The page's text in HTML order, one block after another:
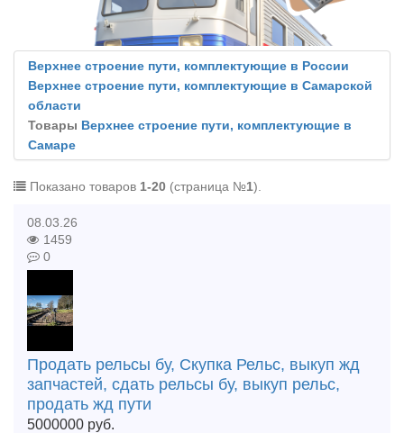
Верхнее строение пути, комплектующие в России
Верхнее строение пути, комплектующие в Самарской
области
Товары Верхнее строение пути, комплектующие в
Самаре
Показано товаров 1-20 (страница №1).
08.03.26
1459
0
Продать рельсы бу, Скупка Рельс, выкуп жд
запчастей, сдать рельсы бу, выкуп рельс,
продать жд пути
5000000 руб.